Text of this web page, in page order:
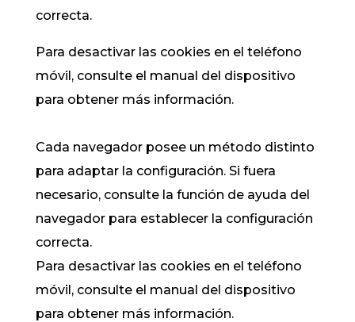
correcta.
Para desactivar las cookies en el teléfono
móvil, consulte el manual del dispositivo
para obtener más información.
Cada navegador posee un método distinto
para adaptar la configuración. Si fuera
necesario, consulte la función de ayuda del
navegador para establecer la configuración
correcta.
Para desactivar las cookies en el teléfono
móvil, consulte el manual del dispositivo
para obtener más información.